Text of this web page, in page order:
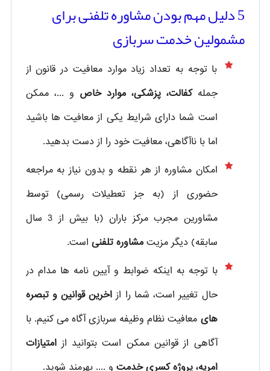
5 دلیل مهم بودن مشاوره تلفنی برای
مشمولین خدمت سربازی
با توجه به تعداد زیاد موارد معافیت در قانون از
جملهکفالت، پزشکی، موارد خاص و ...، ممکن
است شما دارای شرایط یکی از معافیت ها باشید
اما با ناآگاهی، معافیت خود را از دست بدهید.
امکان مشاوره از هر نقطه و بدون نیاز به مراجعه
حضوری از
(به جز تعطیلات رسمی) توسط
مشاورین مجرب مرکز باران (با بیش از 3 سال
سابقه) دیگر مزیتمشاوره تلفنی است.
با توجه به اینکه ضوابط و آیین نامه ها مدام در
حال تغییر است، شما را از اخرین قوانین و تبصره
های معافیت نظام وظیفه سربازی آگاه می کنیم. با
آگاهی از قوانین ممکن است بتوانید از امتیازات
امریه، پروژه کسری خدمت و .... بهرمند شوید.